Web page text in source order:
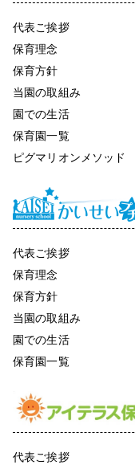
代表ご挨拶
保育理念
保育方針
当園の取組み
園での生活
保育園一覧
ピグマリオンメソッド
代表ご挨拶
保育理念
保育方針
当園の取組み
園での生活
保育園一覧
代表ご挨拶